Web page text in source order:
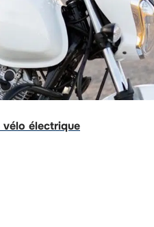
vélo électrique